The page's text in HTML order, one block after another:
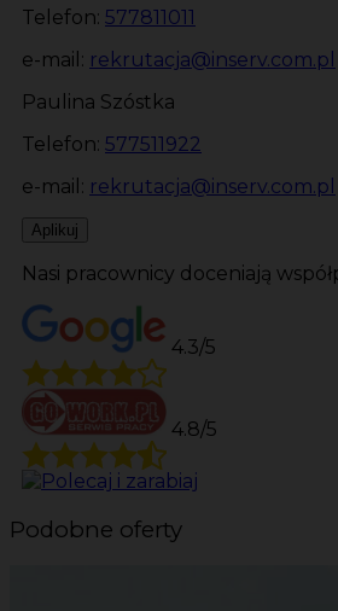
Telefon: 577811011
e-mail: rekrutacja@inserv.com.pl
Paulina Szóstka
Telefon: 577511922
e-mail: rekrutacja@inserv.com.pl
Aplikuj
Nasi pracownicy doceniają
4.3/5
4.8/5
Podobne oferty